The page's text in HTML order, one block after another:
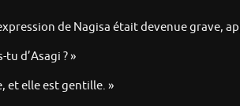
de Nagisa était devenue grave,
d’Asagi ? »
et elle est gentille. »